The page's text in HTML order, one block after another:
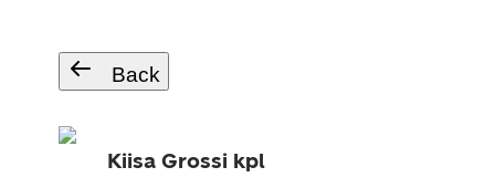
Back
Kiisa Grossi kpl